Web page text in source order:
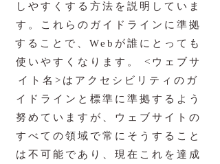
しやすくする方法を説明していま
す。これらのガイドラインに準拠
することで、Webが誰にとっても
使いやすくなります。 <ウェブサ
イト名>はアクセシビリティのガ
イドラインと標準に準拠するよう
努めていますが、ウェブサイトの
すべての領域で常にそうすること
は不可能であり、現在これを達成